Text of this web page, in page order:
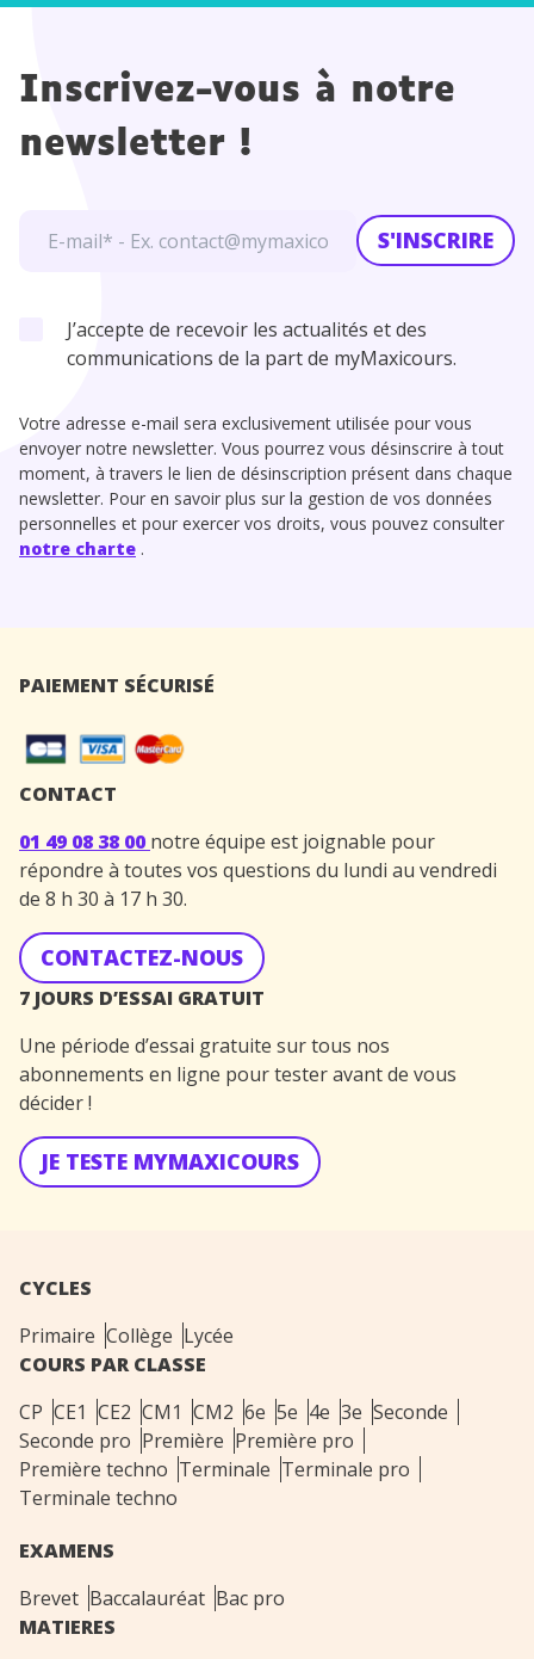
Inscrivez-vous à notre
newsletter !
S'INSCRIRE
J’accepte de recevoir les actualités et des
communications de la part de myMaxicours.
Votre adresse e-mail sera exclusivement utilisée pour vous
envoyer notre newsletter. Vous pourrez vous désinscrire à tout
moment, à travers le lien de désinscription présent dans chaque
newsletter. Pour en savoir plus sur la gestion de vos données
personnelles et pour exercer vos droits, vous pouvez consulter
notre charte .
PAIEMENT SÉCURISÉ
CONTACT
01 49 08 38 00 notre équipe est joignable pour
répondre à toutes vos questions du lundi au vendredi
de 8 h 30 à 17 h 30.
CONTACTEZ-NOUS
7 JOURS D’ESSAI GRATUIT
Une période d’essai gratuite sur tous nos
abonnements en ligne pour tester avant de vous
décider !
JE TESTE MYMAXICOURS
CYCLES
Primaire Collège Lycée
COURS PAR CLASSE
CP CE1 CE2 CM1 CM2 6e 5e 4e 3e Seconde
Seconde pro Première Première pro
Première techno Terminale Terminale pro
Terminale techno
EXAMENS
Brevet Baccalauréat Bac pro
MATIERES